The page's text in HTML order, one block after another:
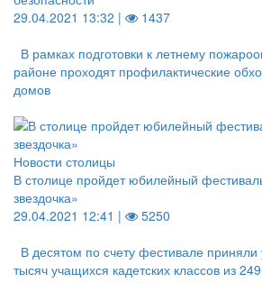
29.04.2021 13:32 |
1437
В рамках подготовки к летнему
районе проходят профилактические
домов
Новости столицы
В столице пройдет юбилейный
звездочка»
29.04.2021 12:41 |
5250
В десятом по счету фестивале
тысяч учащихся кадетских классов из